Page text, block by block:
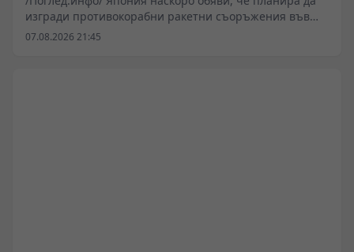
изгради противокорабни ракетни съоръжения във
военни бази на своите тихоокеански острови. В
07.08.2026 21:45